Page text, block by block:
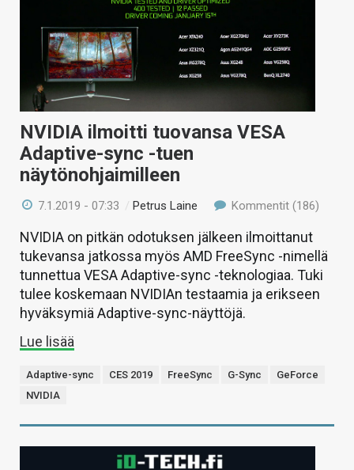
NVIDIA ilmoitti tuovansa VESA
Adaptive-sync -tuen
näytönohjaimilleen
7.1.2019 - 07:33 /Petrus Laine Kommentit (186)
NVIDIA on pitkän odotuksen jälkeen ilmoittanut
tukevansa jatkossa myös AMD FreeSync -nimellä
tunnettua VESA Adaptive-sync -teknologiaa. Tuki
tulee koskemaan NVIDIAn testaamia ja erikseen
hyväksymiä Adaptive-sync-näyttöjä.
Lue lisää
Adaptive-sync CES 2019 FreeSync G-Sync
GeForce
NVIDIA